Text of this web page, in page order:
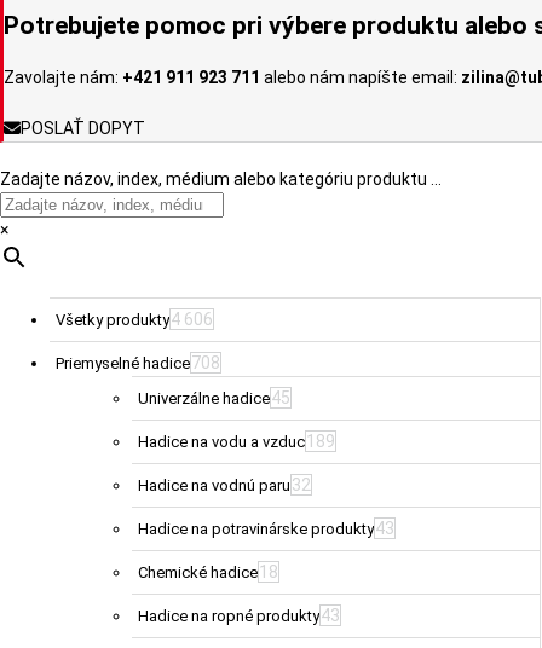
na
produktu.
Potrebujete pomoc pri výbere produktu alebo
Zavolajte nám: +421 911 923 711 alebo nám napíšte email:
POSLAŤ DOPYT
Zadajte názov, index, médium alebo kategóriu produktu …
×
Všetky produkty4 606
Priemyselné hadice708
Univerzálne hadice45
Hadice na vodu a vzduc 189
Hadice na vodnú paru 32
Hadice na potravinárske produkty43
Chemické hadice 18
Hadice na ropné produkty43